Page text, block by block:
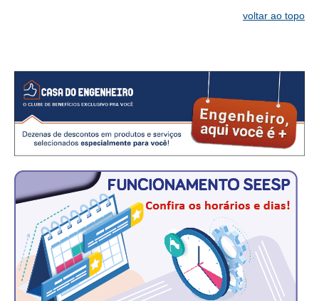
SEESPPREV
CAMPANHAS SALARIAIS
COMUNICAÇÃO
PALAVRA DO MURILO
NOTÍCIAS
CONTEÚDO ESPECIAL
JORNAL DO ENGENHEIRO
voltar ao topo